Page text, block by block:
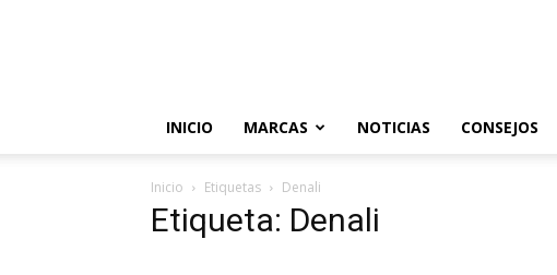
INICIO MARCAS NOTICIAS CONSEJOS
Inicio Etiquetas Denali
Etiqueta: Denali